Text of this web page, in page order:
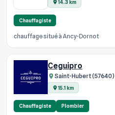
14.3 km
Chauffagiste
chauffage situé à Ancy-Dornot
Ceguipro
Saint-Hubert (57640)
15.1 km
Chauffagiste Plombier